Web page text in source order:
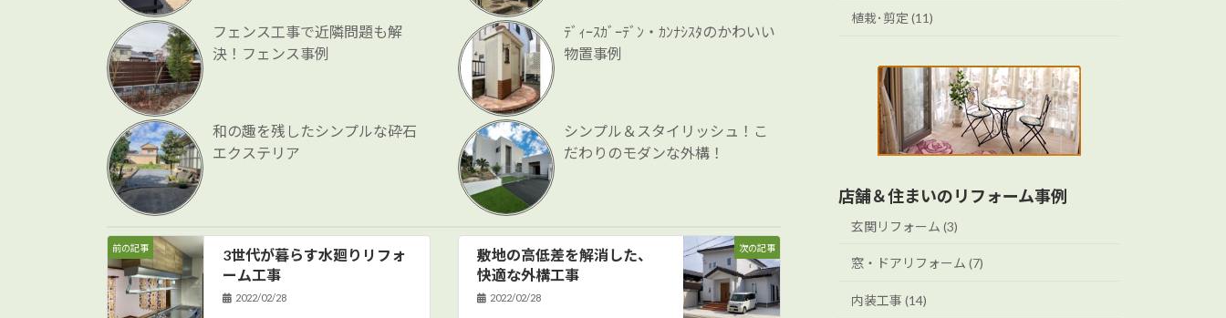
フェンス工事で近隣問題も解
決！フェンス事例
ﾃﾞｨｰｽｶﾞｰﾃﾞﾝ・ｶﾝﾅｼｽﾀのかわいい
物置事例
和の趣を残したシンプルな砕石
エクステリア
シンプル＆スタイリッシュ！こ
だわりのモダンな外構！
前の記事
3世代が暮らす水廻りリフォ
ーム工事
2022/02/28
次の記事
敷地の高低差を解消した、
快適な外構工事
2022/02/28
植栽･剪定 (11)
店舗＆住まいのリフォーム事例
玄関リフォーム (3)
窓・ドアリフォーム (7)
内装工事 (14)